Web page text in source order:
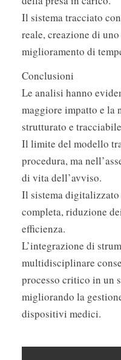
Il sistema tracciato
reale, creazione di
miglioramento di
Conclusioni
Le analisi hanno
maggiore impatto e la
strutturato e
Il limite del modello
procedura, ma
di vita dell’avviso.
Il sistema
completa, riduzione
efficienza.
L’integrazione di
multidisciplinare
processo critico in un
migliorando la
dispositivi medici.